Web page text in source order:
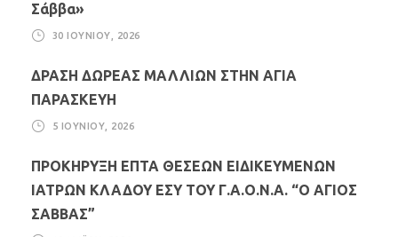
Σάββα»
30 ΙΟΥΝΊΟΥ, 2026
ΔΡΑΣΗ ΔΩΡΕΑΣ ΜΑΛΛΙΩΝ ΣΤΗΝ ΑΓΙΑ
ΠΑΡΑΣΚΕΥΗ
5 ΙΟΥΝΊΟΥ, 2026
ΠΡΟΚΗΡΥΞΗ ΕΠΤΑ ΘΕΣΕΩΝ ΕΙΔΙΚΕΥΜΕΝΩΝ
ΙΑΤΡΩΝ ΚΛΑΔΟΥ ΕΣΥ ΤΟΥ Γ.Α.Ο.Ν.Α. “Ο ΑΓΙΟΣ
ΣΑΒΒΑΣ”